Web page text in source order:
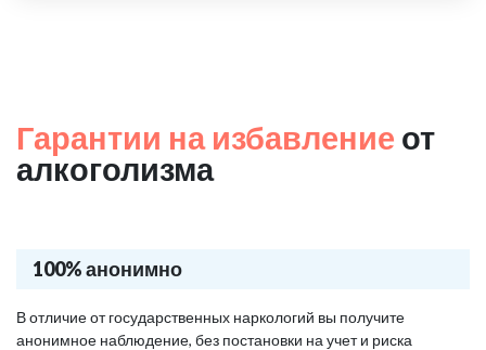
Гарантии на избавление от
алкоголизма
100% анонимно
В отличие от государственных наркологий вы получите
анонимное наблюдение, без постановки на учет и риска